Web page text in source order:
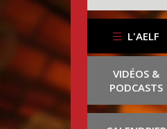
L'AELF
VIDÉOS &
PODCASTS